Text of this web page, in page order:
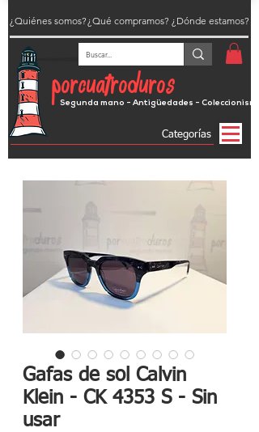
porcuatroduros
Segunda mano - Antigüedades - Coleccionismo
¿Dónde estamos?
¿Quiénes somos?
Categorías
¿Qué compramos?
Gafas de sol Calvin
Klein - CK 4353 S - Sin
usar